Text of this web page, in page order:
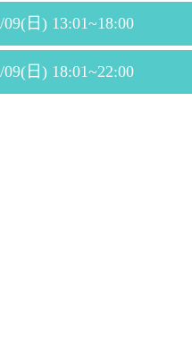
09(日) 13:01~18:00
09(日) 18:01~22:00